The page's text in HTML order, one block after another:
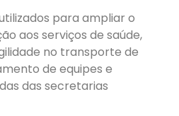
para ampliar o
aos serviços de saúde,
no transporte de
de equipes e
das secretarias